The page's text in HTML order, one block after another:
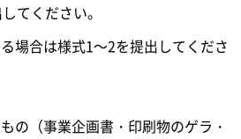
てください。
場合は様式1～2を提出してくださ
の（事業企画書・印刷物のゲラ・